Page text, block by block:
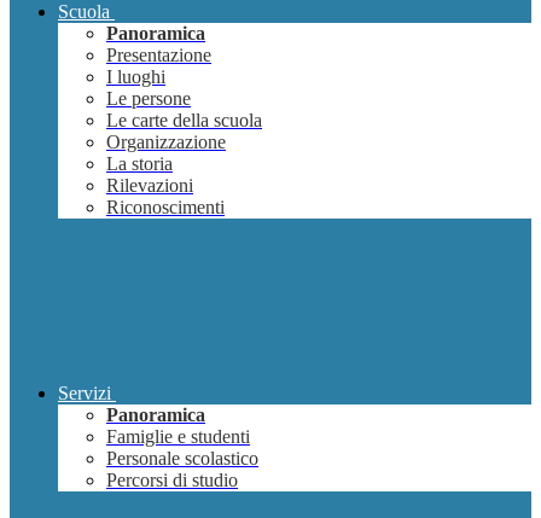
Scuola
Panoramica
Presentazione
I luoghi
Le persone
Le carte della scuola
Organizzazione
La storia
Rilevazioni
Riconoscimenti
Servizi
Panoramica
Famiglie e studenti
Personale scolastico
Percorsi di studio